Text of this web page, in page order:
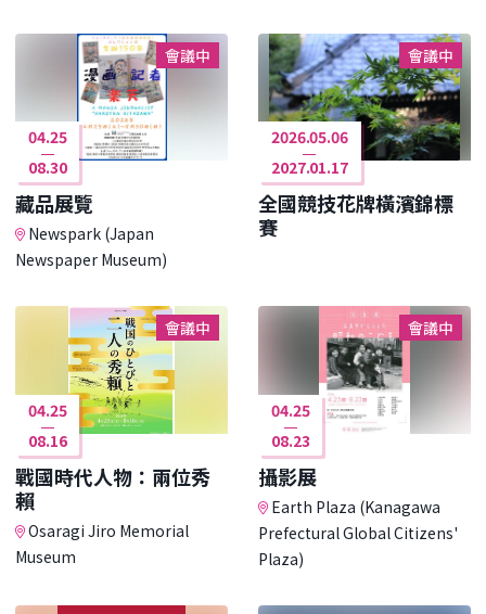
會議中
04.25
08.30
藏品展覽
Newspark (Japan
Newspaper Museum)
會議中
2026.05.06
2027.01.17
全國競技花牌橫濱錦標
賽
會議中
04.25
08.16
戰國時代人物：兩位秀
賴
Osaragi Jiro Memorial
Museum
會議中
04.25
08.23
攝影展
Earth Plaza (Kanagawa
Prefectural Global Citizens'
Plaza)